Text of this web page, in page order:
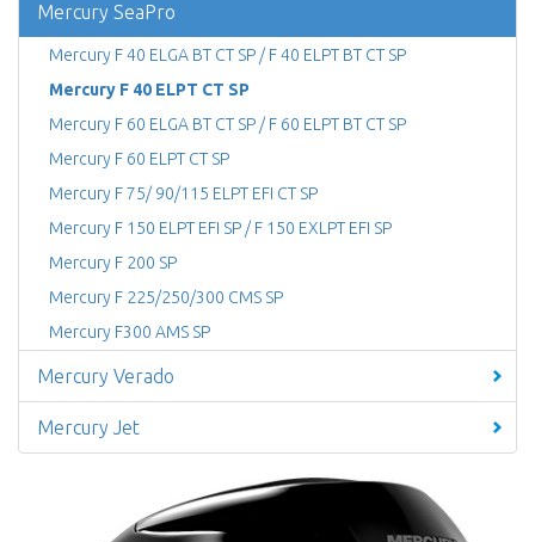
Mercury SeaPro
Mercury F 40 ELGA BT CT SP / F 40 ELPT BT CT SP
Mercury F 40 ELPT CT SP
Mercury F 60 ELGA BT CT SP / F 60 ELPT BT CT SP
Mercury F 60 ELPT CT SP
Mercury F 75/ 90/115 ELPT EFI CT SP
Mercury F 150 ELPT EFI SP / F 150 EXLPT EFI SP
Mercury F 200 SP
Mercury F 225/250/300 CMS SP
Mercury F300 AMS SP
Mercury Verado
Mercury Jet